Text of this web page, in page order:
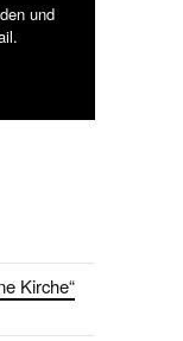
und
Kirche“